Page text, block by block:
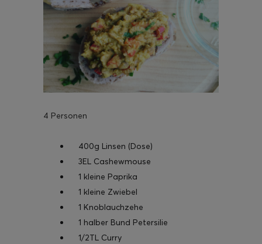
4 Personen
400g Linsen (Dose)
3EL Cashewmouse
1 kleine Paprika
1 kleine Zwiebel
1 Knoblauchzehe
1 halber Bund Petersilie
1/2TL Curry